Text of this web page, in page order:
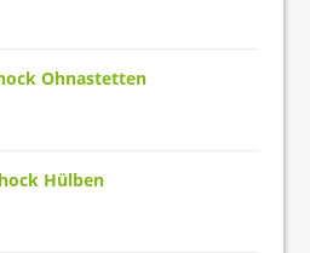
Ohnastetten
Hülben